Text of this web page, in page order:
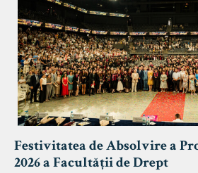
Festivitatea de Absolvire a
2026 a Facultății de Drept